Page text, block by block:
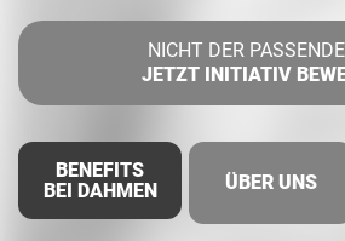
NICHT DER
JETZT INITIATIV
BENEFITS
BEI DAHMEN
ÜBER UNS